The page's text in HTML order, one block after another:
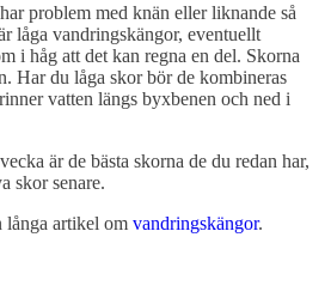
problem med knän eller liknande så
låga vandringskängor, eventuellt
i håg att det kan regna en del. Skorna
Har du låga skor bör de kombineras
vatten längs byxbenen och ned i
är de bästa skorna de du redan har,
skor senare.
artikel om vandringskängor.